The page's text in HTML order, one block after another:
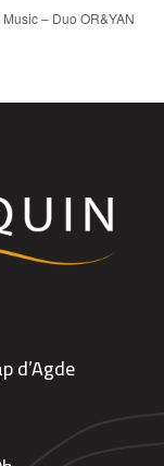
– Duo OR&YAN
d’Agde